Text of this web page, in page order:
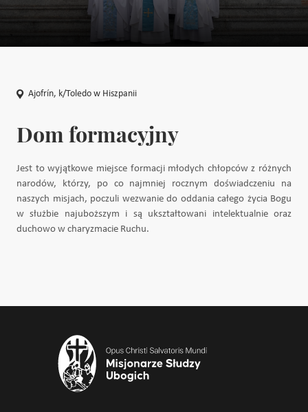
Ajofrín, k/Toledo w Hiszpanii
Dom formacyjny
Jest to wyjątkowe miejsce formacji młodych chłopców z różnych
narodów, którzy, po co najmniej rocznym doświadczeniu na
naszych misjach, poczuli wezwanie do oddania całego życia Bogu
w służbie najuboższym i są ukształtowani intelektualnie oraz
duchowo w charyzmacie Ruchu.